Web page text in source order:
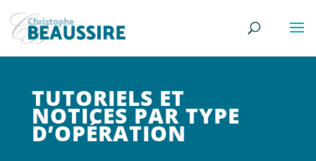
TUTORIELS ET
NOTICES PAR TYPE
D’OPÉRATION